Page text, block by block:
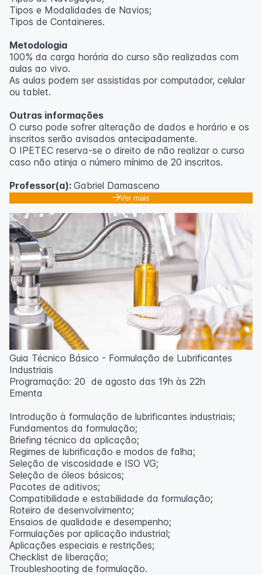
Outras informações
inscritos serão avisados ​​antecipadamente.
O IPETEC reserva-se o direito de não realizar o curso
caso não atinja o número mínimo de 20 inscritos.
Professora:
Tipos e Modalidades de Navios;
Tipos de Containeres.
Metodologia
100% da carga horária do curso são realizadas com
aulas ao vivo.
As aulas podem ser assistidas por computador, celular
ou tablet.
Outras informações
O curso pode sofrer alteração de dados e horário e os
inscritos serão avisados ​​antecipadamente.
O IPETEC reserva-se o direito de não realizar o curso
caso não atinja o número mínimo de 20 inscritos.
Professor(a): Gabriel Damasceno
Ver mais
Guia Técnico Básico - Formulação de Lubrificantes
Industriais
Programação: 20 de agosto das 19h às 22h
Ementa
Introdução à formulação de lubrificantes industriais;
Fundamentos da formulação;
Briefing técnico da aplicação;
Regimes de lubrificação e modos de falha;
Seleção de viscosidade e ISO VG;
Seleção de óleos básicos;
Pacotes de aditivos;
Compatibilidade e estabilidade da formulação;
Roteiro de desenvolvimento;
Ensaios de qualidade e desempenho;
Formulações por aplicação industrial;
Aplicações especiais e restrições;
Checklist de liberação;
Troubleshooting de formulação.